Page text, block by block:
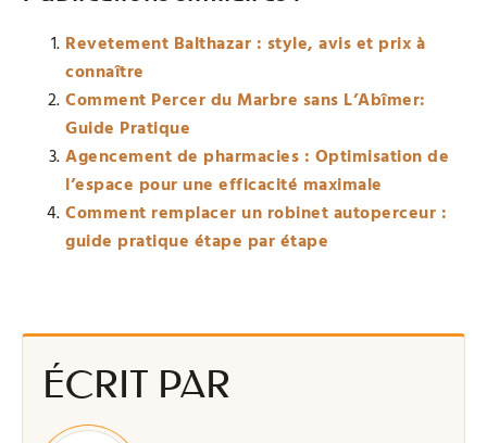
Revetement Balthazar : style, avis et prix à
connaître
Comment Percer du Marbre sans L’Abîmer:
Guide Pratique
Agencement de pharmacies : Optimisation de
l’espace pour une efficacité maximale
Comment remplacer un robinet autoperceur :
guide pratique étape par étape
ÉCRIT PAR